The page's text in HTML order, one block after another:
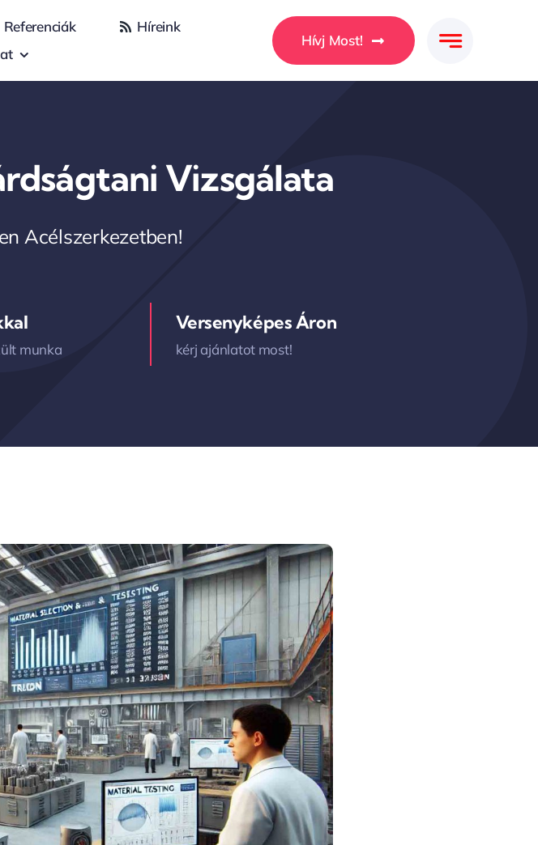
Referenciák
Híreink
Hívj Most!
Vizsgálata
Acélszerkezetben!
munka
Versenyképes Áron
kérj ajánlatot most!